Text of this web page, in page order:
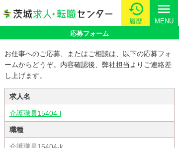
履歴
menu
MENU
応募フォーム
お仕事へのご応募、またはご相談は、以下の応募フォ
ームからどうぞ。内容確認後、弊社担当よりご連絡差
し上げます。
求人名
介護職員15404-l
職種